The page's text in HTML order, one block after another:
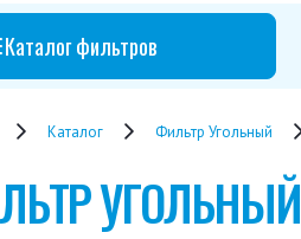
Каталог фильтров
Каталог Фильтр Угольный
УГОЛЬНЫЙ